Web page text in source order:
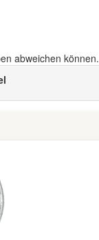
abweichen können.